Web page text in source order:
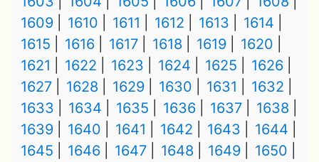
1609
1610 1611 1612 1613
1614
1615
1616 1617 1618 1619
1620
1621
1622 1623 1624 1625
1626
1627
1628 1629 1630 1631
1632
1633
1634 1635 1636 1637
1638
1639
1640 1641 1642 1643
1644
1645
1646 1647 1648 1649
1650